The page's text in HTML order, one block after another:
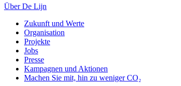
Über De Lijn
Zukunft und Werte
Organisation
Projekte
Jobs
Presse
Kampagnen und Aktionen
Machen Sie mit, hin zu weniger CO₂